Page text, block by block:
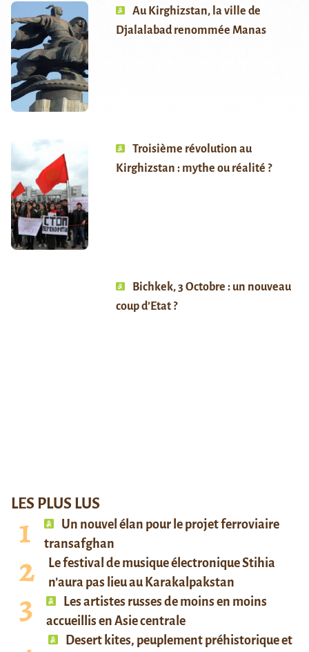
Au Kirghizstan, la ville de
Djalalabad renommée Manas
Troisième révolution au
Kirghizstan : mythe ou réalité ?
Bichkek, 3 Octobre : un nouveau
coup d’Etat ?
LES PLUS LUS
Un nouvel élan pour le projet ferroviaire
transafghan
Le festival de musique électronique Stihia
n’aura pas lieu au Karakalpakstan
Les artistes russes de moins en moins
accueillis en Asie centrale
Desert kites, peuplement préhistorique et